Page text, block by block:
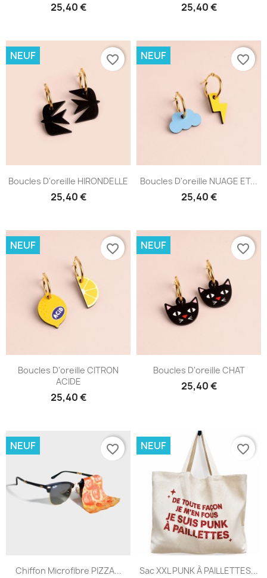
25,40 € 25,40 €
Boucles D'oreille HIRONDELLE
25,40 €
NEUF favorite_border
Boucles D'oreille NUAGE ET...
25,40 €
NEUF favorite_border
Boucles D'oreille CITRON
ACIDE
25,40 €
NEUF favorite_border
Boucles D'oreille CHAT
25,40 €
NEUF favorite_border
Chiffon Microfibre PIZZA...
NEUF favorite_border
Sac XXL PUNK À PAILLETTES...
NEUF favorite_border